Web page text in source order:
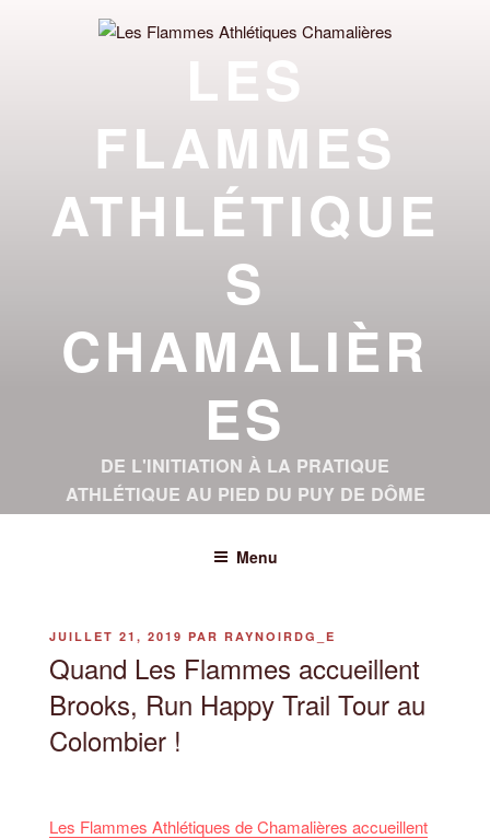
LES
FLAMMES
ATHLÉTIQUE
S
CHAMALIÈR
ES
DE L'INITIATION À LA PRATIQUE
ATHLÉTIQUE AU PIED DU PUY DE DÔME
Menu
PUBLIÉ
JUILLET 21, 2019 PAR RAYNOIRDG_E
Quand Les Flammes accueillent
Brooks, Run Happy Trail Tour au
Colombier !
Les Flammes Athlétiques de Chamalières accueillent